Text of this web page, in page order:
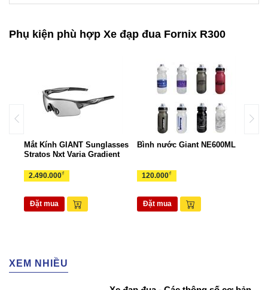
Phụ kiện phù hợp Xe đạp đua Fornix R300
Mắt Kính GIANT Sunglasses
Stratos Nxt Varia Gradient
2.490.000₫
Đặt mua
Bình nước Giant NE600ML
120.000₫
Đặt mua
XEM NHIỀU